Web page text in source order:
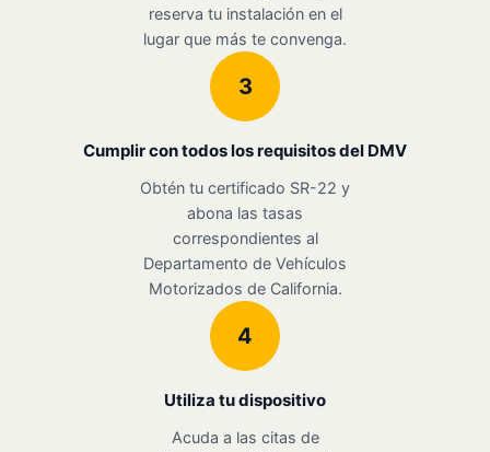
reserva tu instalación en el
lugar que más te convenga.
3
Cumplir con todos los requisitos del DMV
Obtén tu certificado SR-22 y
abona las tasas
correspondientes al
Departamento de Vehículos
Motorizados de California.
4
Utiliza tu dispositivo
Acuda a las citas de